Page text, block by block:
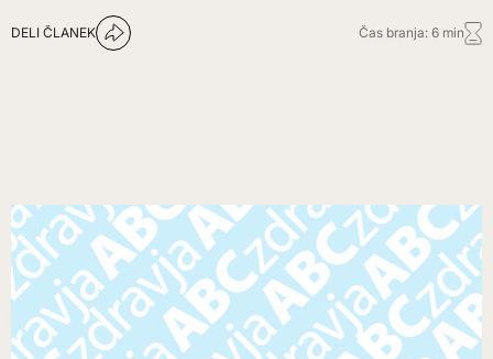
DELI ČLANEK Čas branja: 6 min